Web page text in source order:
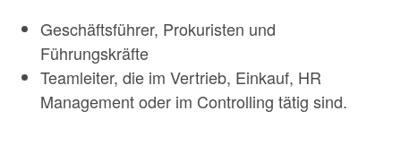
Geschäftsführer, Prokuristen und
Führungskräfte
Teamleiter, die im Vertrieb, Einkauf, HR
Management oder im Controlling tätig sind.